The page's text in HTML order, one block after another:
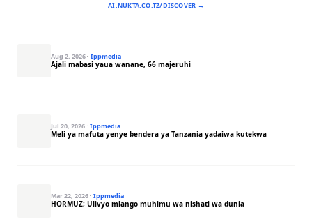
AI.NUKTA.CO.TZ/DISCOVER →
Aug 2, 2026· Ippmedia
Ajali mabasi yaua wanane, 66 majeruhi
Jul 20, 2026· Ippmedia
Meli ya mafuta yenye bendera ya Tanzania yadaiwa kutekwa
Mar 22, 2026· Ippmedia
HORMUZ; Ulivyo mlango muhimu wa nishati wa dunia